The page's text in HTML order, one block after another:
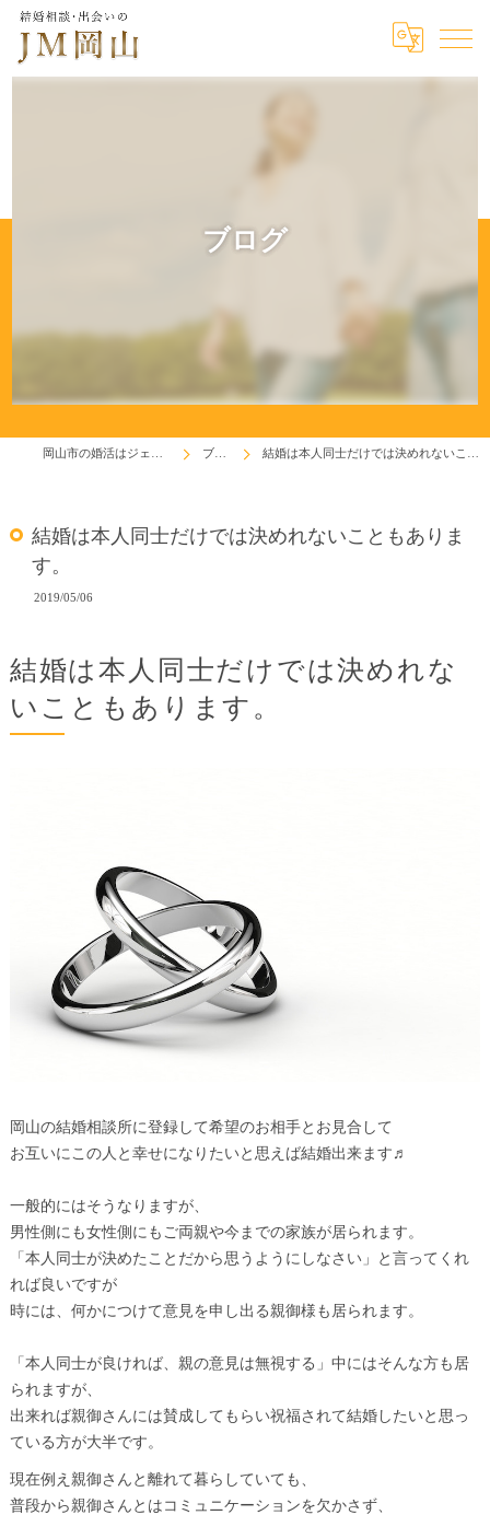
ブログ
ブログ 結婚は本人同士だけでは決めれないこともあります。
結婚は本人同士だけでは決めれないこともありま
す。
2019/05/06
結婚は本人同士だけでは決めれな
いこともあります。
岡山の結婚相談所に登録して希望のお相手とお見合して
お互いにこの人と幸せになりたいと思えば結婚出来ます♬
一般的にはそうなりますが、
男性側にも女性側にもご両親や今までの家族が居られます。
「本人同士が決めたことだから思うようにしなさい」と言ってくれ
れば良いですが
時には、何かにつけて意見を申し出る親御様も居られます。
「本人同士が良ければ、親の意見は無視する」中にはそんな方も居
られますが、
出来れば親御さんには賛成してもらい祝福されて結婚したいと思っ
ている方が大半です。
現在例え親御さんと離れて暮らしていても、
普段から親御さんとはコミュニケーションを欠かさず、